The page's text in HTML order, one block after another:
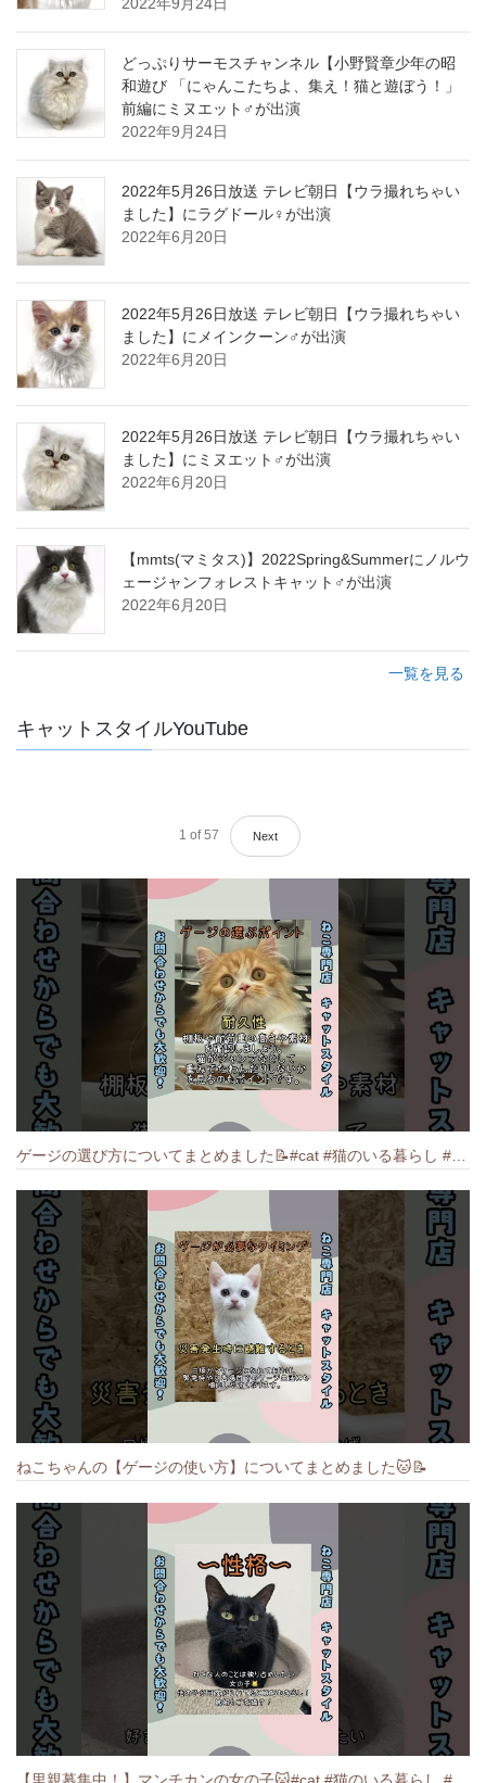
どっぷりサーモスチャンネル【小野賢章少年の昭
和遊び 「にゃんこたちよ、集え！猫と遊ぼう！」
前編にミヌエット♂が出演
2022年9月24日
2022年5月26日放送 テレビ朝日【ウラ撮れちゃい
ました】にラグドール♀が出演
2022年6月20日
2022年5月26日放送 テレビ朝日【ウラ撮れちゃい
ました】にメインクーン♂が出演
2022年6月20日
2022年5月26日放送 テレビ朝日【ウラ撮れちゃい
ました】にミヌエット♂が出演
2022年6月20日
【mmts(マミタス)】2022Spring&Summerにノルウ
ェージャンフォレストキャット♂が出演
2022年6月20日
一覧を見る
キャットスタイルYouTube
1 of 57 Next
ねこちゃんの【ゲージの使い方】についてまとめました️🐱📝